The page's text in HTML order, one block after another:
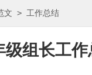
文 > 工作总结
级组长工作